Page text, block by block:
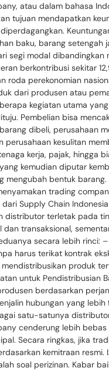
atau dalam bahasa
tujuan mendapatkan
baku, barang setengah
segi modal
berkontribusi sekitar
roda perekonomian
dari produsen atau
kegiatan utama
Pembelian bisa
dibeli, perusahaan
perusahaan kesulitan
kerja, pajak, hingga
kemudian diputar
mengubah bentuk
trading
Supply Chain
distributor terletak pada
dan transaksional,
secara lebih rinci:
harus terikat kontrak
produk
untuk Pendistribusian
berdasarkan
hubungan yang
satu-satunya
cenderung lebih
Secara ringkas, jika
kemitraan resmi.
soal perizinan. Kabar